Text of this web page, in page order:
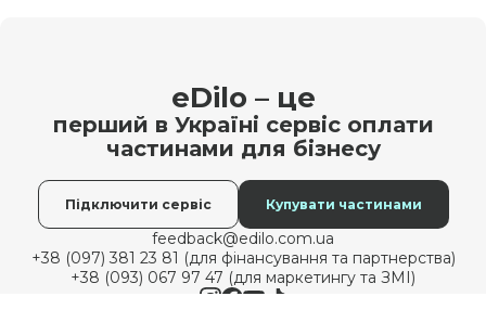
eDilo – це
перший в Україні сервіс оплати
частинами для бізнесу
Підключити сервіс Купувати частинами
feedback@edilo.com.ua
+38 (097) 381 23 81 (для фінансування та партнерства)